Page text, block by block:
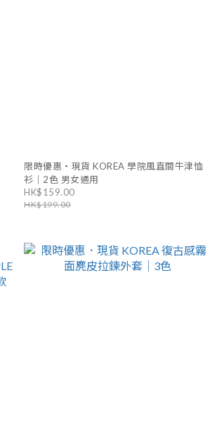
限時優惠・現貨 KOREA 學院風直間牛津恤
衫｜2色 男女通用
HK$159.00
HK$199.00